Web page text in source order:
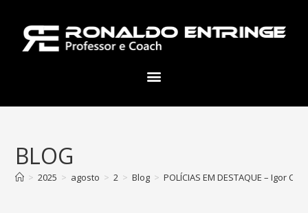
BLOG
> 2025 > agosto > 2 > Blog > POLÍCIAS EM DESTAQUE – Igor